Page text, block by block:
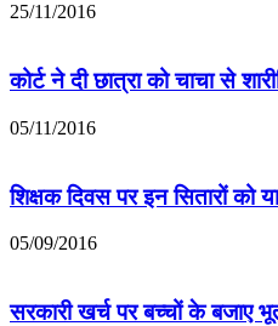
25/11/2016
कोर्ट ने दी छात्रा को चाचा से
05/11/2016
शिक्षक दिवस पर इन सितारों को
05/09/2016
सरकारी खर्च पर बच्चों के बजाए